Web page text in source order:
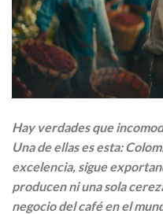
Hay verdades que
Una de ellas es esta:
excelencia, sigue
producen ni una sola
negocio del café en el